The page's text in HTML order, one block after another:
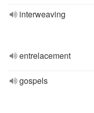
interweaving
entrelacement
gospels